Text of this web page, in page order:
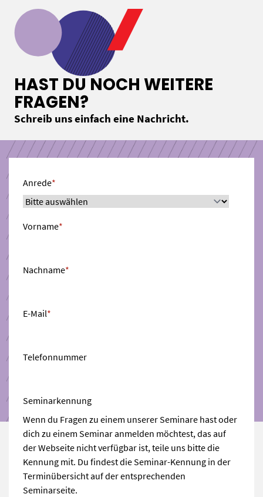
HAST DU NOCH WEITERE
FRAGEN?
Schreib uns einfach eine Nachricht.
Anrede*
Vorname*
Nachname*
E-Mail*
Telefonnummer
Seminarkennung
Wenn du Fragen zu einem unserer Seminare hast oder
dich zu einem Seminar anmelden möchtest, das auf
der Webseite nicht verfügbar ist, teile uns bitte die
Kennung mit. Du findest die Seminar-Kennung in der
Terminübersicht auf der entsprechenden
Seminarseite.